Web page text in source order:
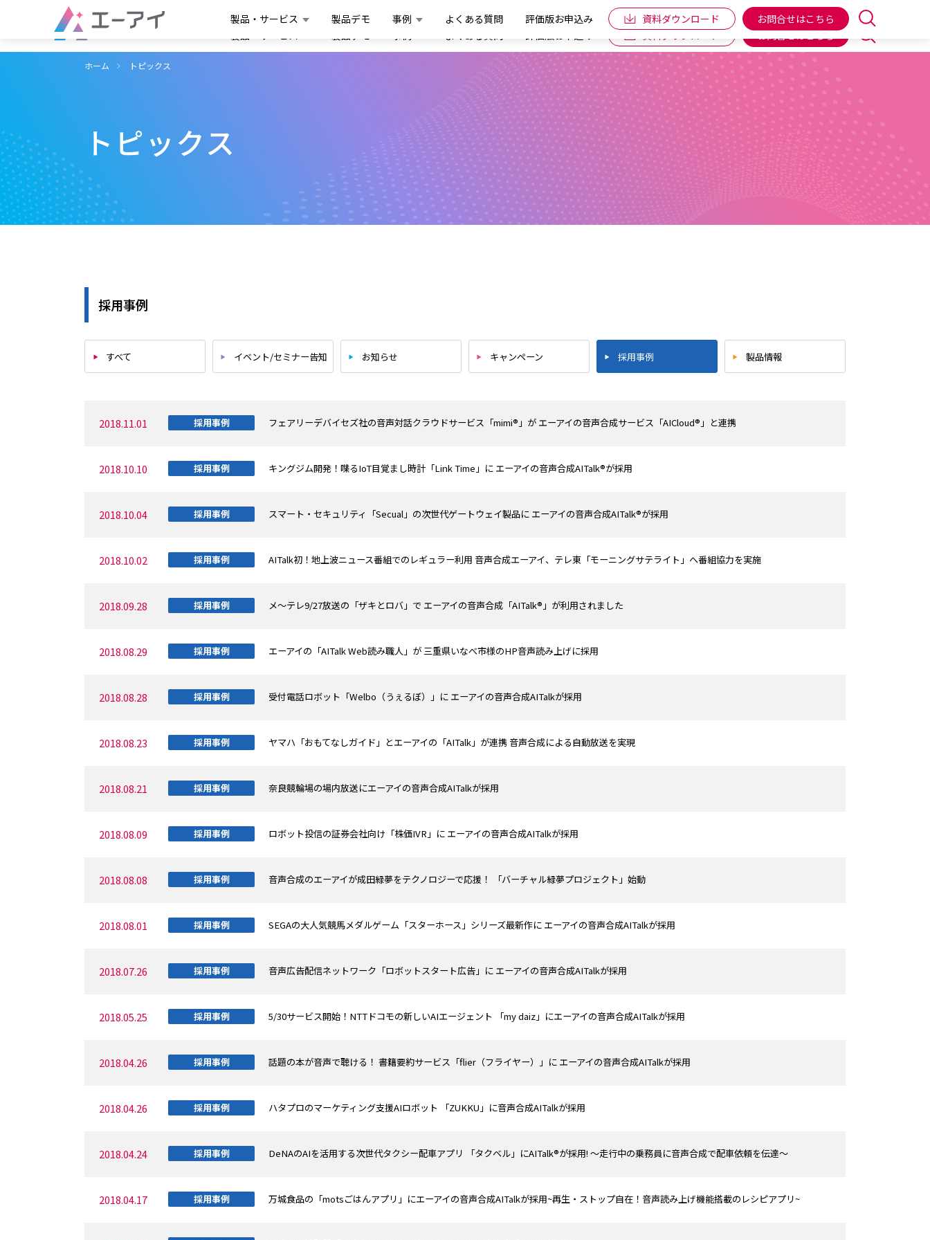
企業情報 IR情報 個人向け商品 ENGLISH
製品・サービス 製品デモ 事例 よくある質問 評価版お申込み 資料ダウンロード お問合せはこちら
製品・サービス 製品デモ 事例 よくある質問 評価版お申込み 資料ダウンロード お問合せはこちら
ホーム トピックス
トピックス
採用事例
すべて イベント/セミナー告知 お知らせ キャンペーン 採用事例 製品情報
2018.11.01 採用事例 フェアリーデバイセズ社の音声対話クラウドサービス「mimi®」が エーアイの音声合成サービス「AICloud®」と連携
2018.10.10 採用事例 キングジム開発！喋るIoT目覚まし時計「Link Time」に エーアイの音声合成AITalk®が採用
2018.10.04 採用事例 スマート・セキュリティ「Secual」の次世代ゲートウェイ製品に エーアイの音声合成AITalk®が採用
2018.10.02 採用事例 AITalk初！地上波ニュース番組でのレギュラー利用 音声合成エーアイ、テレ東「モーニングサテライト」へ番組協力を実施
2018.09.28 採用事例 メ～テレ9/27放送の「ザキとロバ」で エーアイの音声合成「AITalk®」が利用されました
2018.08.29 採用事例 エーアイの「AITalk Web読み職人」が 三重県いなべ市様のHP音声読み上げに採用
2018.08.28 採用事例 受付電話ロボット「Welbo（うぇるぼ）」に エーアイの音声合成AITalkが採用
2018.08.23 採用事例 ヤマハ「おもてなしガイド」とエーアイの「AITalk」が連携 音声合成による自動放送を実現
2018.08.21 採用事例 奈良競輪場の場内放送にエーアイの音声合成AITalkが採用
2018.08.09 採用事例 ロボット投信の証券会社向け「株価IVR」に エーアイの音声合成AITalkが採用
2018.08.08 採用事例 音声合成のエーアイが成田緑夢をテクノロジーで応援！ 「バーチャル緑夢プロジェクト」始動
2018.08.01 採用事例 SEGAの大人気競馬メダルゲーム「スターホース」シリーズ最新作に エーアイの音声合成AITalkが採用
2018.07.26 採用事例 音声広告配信ネットワーク「ロボットスタート広告」に エーアイの音声合成AITalkが採用
2018.05.25 採用事例 5/30サービス開始！NTTドコモの新しいAIエージェント 「my daiz」にエーアイの音声合成AITalkが採用
2018.04.26 採用事例 話題の本が音声で聴ける！ 書籍要約サービス「flier（フライヤー）」に エーアイの音声合成AITalkが採用
2018.04.26 採用事例 ハタプロのマーケティング支援AIロボット 「ZUKKU」に音声合成AITalkが採用
2018.04.24 採用事例 DeNAのAIを活用する次世代タクシー配車アプリ 「タクベル」にAITalk®が採用! ～走行中の乗務員に音声合成で配車依頼を伝達～
2018.04.17 採用事例 万城食品の「motsごはんアプリ」にエーアイの音声合成AITalkが採用~再生・ストップ自在！音声読み上げ機能搭載のレシピアプリ~